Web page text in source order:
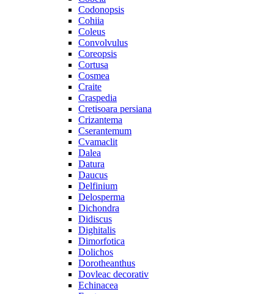
Codonopsis
Cohiia
Coleus
Convolvulus
Coreopsis
Cortusa
Cosmea
Craite
Craspedia
Cretisoara persiana
Crizantema
Cserantemum
Cvamaclit
Dalea
Datura
Daucus
Delfinium
Delosperma
Dichondra
Didiscus
Dighitalis
Dimorfotica
Dolichos
Dorotheanthus
Dovleac decorativ
Echinacea